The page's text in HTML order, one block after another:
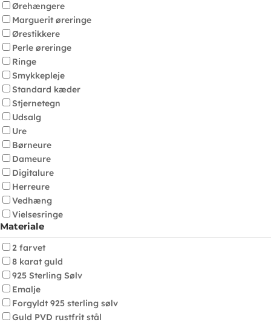
Ørehængere
Marguerit øreringe
Ørestikkere
Perle øreringe
Ringe
Smykkepleje
Standard kæder
Stjernetegn
Udsalg
Ure
Børneure
Dameure
Digitalure
Herreure
Vedhæng
Vielsesringe
Materiale
2 farvet
8 karat guld
925 Sterling Sølv
Emalje
Forgyldt 925 sterling sølv
Guld PVD rustfrit stål